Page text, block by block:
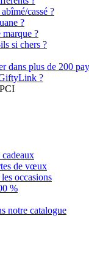
cassé ?
?
marque ?
si chers ?
dans plus de 200
?
cadeaux
de vœux
occasions
%
notre catalogue